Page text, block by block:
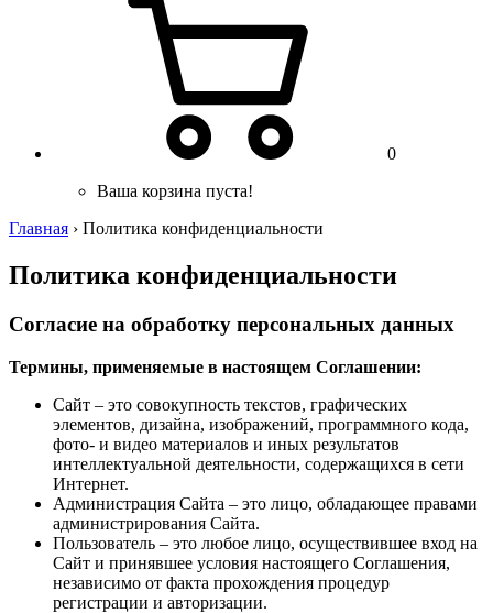
0
Ваша корзина пуста!
Главная › Политика конфиденциальности
Политика конфиденциальности
Согласие на обработку персональных данных
Термины, применяемые в настоящем Соглашении:
Сайт – это совокупность текстов, графических
элементов, дизайна, изображений, программного кода,
фото- и видео материалов и иных результатов
интеллектуальной деятельности, содержащихся в сети
Интернет.
Администрация Сайта – это лицо, обладающее правами
администрирования Сайта.
Пользователь – это любое лицо, осуществившее вход на
Сайт и принявшее условия настоящего Соглашения,
независимо от факта прохождения процедур
регистрации и авторизации.